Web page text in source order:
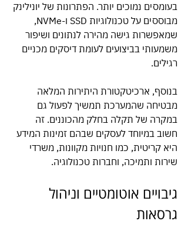
בעומסים נמוכים יותר. הפתרונות של יונילינק
מבוססים על טכנולוגיות SSD ו-NVMe,
שמאפשרות גישה מהירה לנתונים ושיפור
משמעותי בביצועים לעומת דיסקים מכניים
רגילים.
בנוסף, ארכיטקטורת היתירות המלאה
מבטיחה שהמערכת תמשיך לפעול גם
במקרה של תקלה בחלק מהכוננים. זה
חשוב במיוחד לעסקים שבהם זמינות המידע
היא קריטית, כמו חנויות מקוונות, משרדי
שירות ותמיכה, וחברות טכנולוגיה.
גיבויים אוטומטיים וניהול
גרסאות